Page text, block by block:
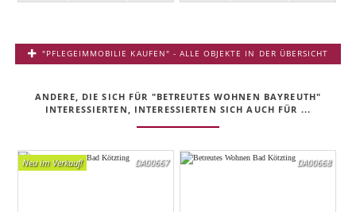
"PFLEGEIMMOBILIE KAUFEN" - ALLE OBJEKTE IN DER ÜBERSICHT
ANDERE, DIE SICH FÜR "BETREUTES WOHNEN BAYREUTH"
INTERESSIERTEN, INTERESSIERTEN SICH AUCH FÜR ...
DA00667
Neu im Verkauf! DA00668